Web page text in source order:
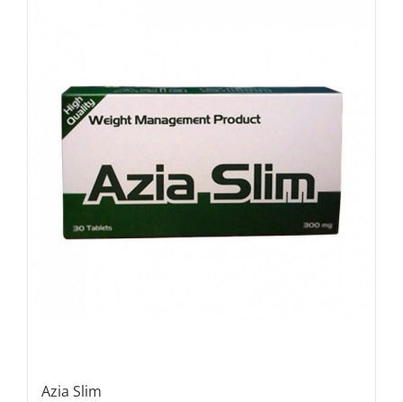
Azia Slim